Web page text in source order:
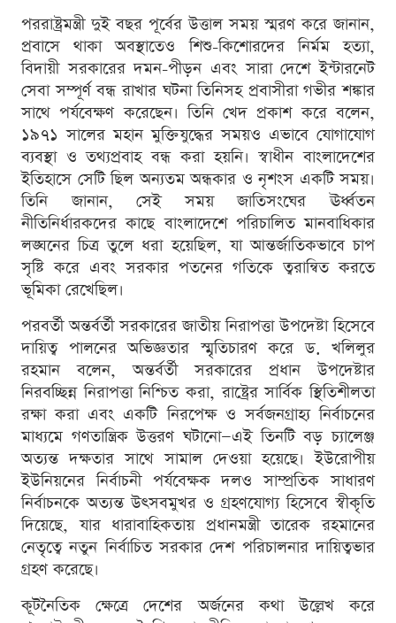
পররাষ্ট্রমন্ত্রী দুই বছর পূর্বের উত্তাল সময় স্মরণ করে জানান,
প্রবাসে থাকা অবস্থাতেও শিশু-কিশোরদের নির্মম হত্যা,
বিদায়ী সরকারের দমন-পীড়ন এবং সারা দেশে ইন্টারনেট
সেবা সম্পূর্ণ বন্ধ রাখার ঘটনা তিনিসহ প্রবাসীরা গভীর শঙ্কার
সাথে পর্যবেক্ষণ করেছেন। তিনি খেদ প্রকাশ করে বলেন,
১৯৭১ সালের মহান মুক্তিযুদ্ধের সময়ও এভাবে যোগাযোগ
ব্যবস্থা ও তথ্যপ্রবাহ বন্ধ করা হয়নি। স্বাধীন বাংলাদেশের
ইতিহাসে সেটি ছিল অন্যতম অন্ধকার ও নৃশংস একটি সময়।
তিনি জানান, সেই সময় জাতিসংঘের ঊর্ধ্বতন
নীতিনির্ধারকদের কাছে বাংলাদেশে পরিচালিত মানবাধিকার
লঙ্ঘনের চিত্র তুলে ধরা হয়েছিল, যা আন্তর্জাতিকভাবে চাপ
সৃষ্টি করে এবং সরকার পতনের গতিকে ত্বরান্বিত করতে
ভূমিকা রেখেছিল।
পরবর্তী অন্তর্বর্তী সরকারের জাতীয় নিরাপত্তা উপদেষ্টা হিসেবে
দায়িত্ব পালনের অভিজ্ঞতার স্মৃতিচারণ করে ড. খলিলুর
রহমান বলেন, অন্তর্বর্তী সরকারের প্রধান উপদেষ্টার
নিরবচ্ছিন্ন নিরাপত্তা নিশ্চিত করা, রাষ্ট্রের সার্বিক স্থিতিশীলতা
রক্ষা করা এবং একটি নিরপেক্ষ ও সর্বজনগ্রাহ্য নির্বাচনের
মাধ্যমে গণতান্ত্রিক উত্তরণ ঘটানো—এই তিনটি বড় চ্যালেঞ্জ
অত্যন্ত দক্ষতার সাথে সামাল দেওয়া হয়েছে। ইউরোপীয়
ইউনিয়নের নির্বাচনী পর্যবেক্ষক দলও সাম্প্রতিক সাধারণ
নির্বাচনকে অত্যন্ত উৎসবমুখর ও গ্রহণযোগ্য হিসেবে স্বীকৃতি
দিয়েছে, যার ধারাবাহিকতায় প্রধানমন্ত্রী তারেক রহমানের
নেতৃত্বে নতুন নির্বাচিত সরকার দেশ পরিচালনার দায়িত্বভার
গ্রহণ করেছে।
কূটনৈতিক ক্ষেত্রে দেশের অর্জনের কথা উল্লেখ করে